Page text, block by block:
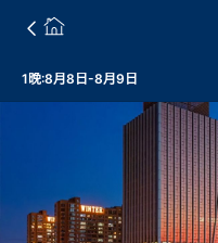
1晚:8月8日-8月9日